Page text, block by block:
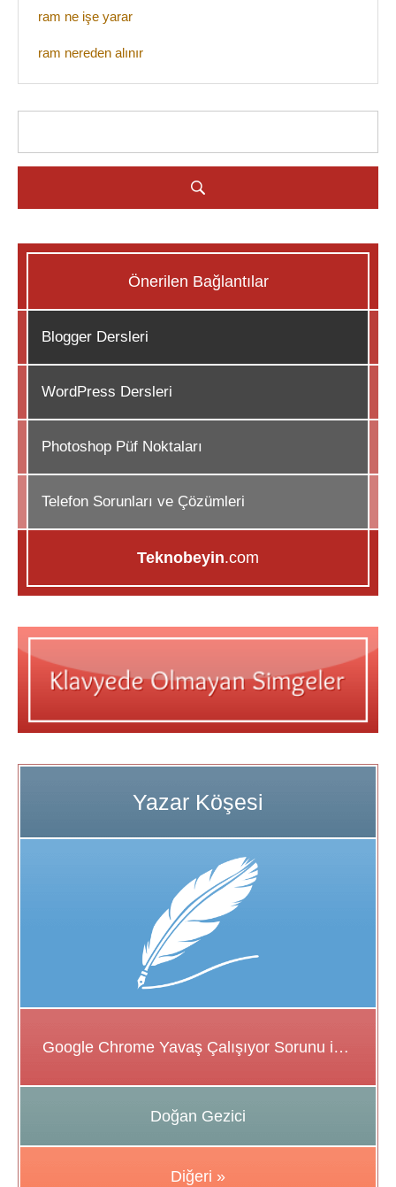
ram ne işe yarar
ram nereden alınır
Önerilen Bağlantılar
Blogger Dersleri
WordPress Dersleri
Photoshop Püf Noktaları
Telefon Sorunları ve Çözümleri
Teknobeyin.com
Google Chrome Yavaş Çalışıyor Sorunu için Çözüm Önerileri
Doğan Gezici
Diğeri »